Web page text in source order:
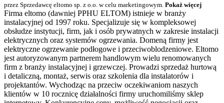
przez Sprzedawcę eltomo sp. z o.o. w celu marketingowym. Pokaż więcej
Firma eltomo (dawniej PPHU ELTOM) istnieje w branży
instalacyjnej od 1997 roku. Specjalizuje się w kompleksowej
obsłudze instytucji, firm, jak i osób prywatnych w zakresie instalacji
elektrycznych oraz systemów ogrzewania. Domeną firmy jest
elektryczne ogrzewanie podłogowe i przeciwoblodzeniowe. Eltomo
jest autoryzowanym partnerem handlowym wielu renomowanych
firm z branży instalacyjnej i grzewczej. Prowadzi sprzedaż hurtową
i detaliczną, montaż, serwis oraz szkolenia dla instalatorów i
projektantów. Wychodząc na przeciw oczekiwaniom naszych
klientów w 10 rocznicę działalności firmy uruchomiliśmy sklep